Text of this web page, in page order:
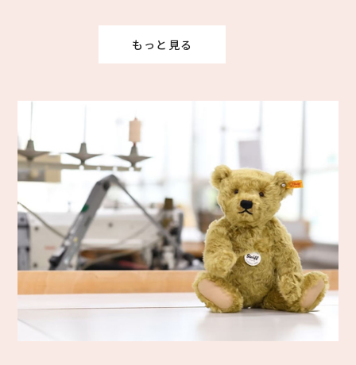
もっと見る